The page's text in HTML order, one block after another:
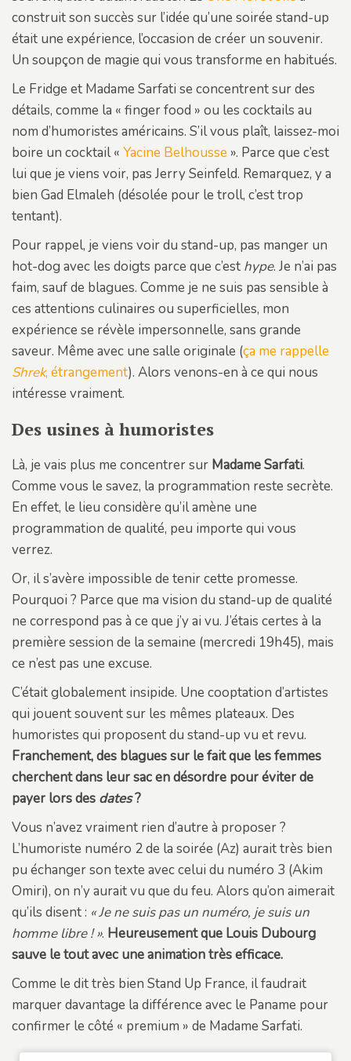
construit son succès sur l’idée qu’une soirée stand-up
était une expérience, l’occasion de créer un souvenir.
Un soupçon de magie qui vous transforme en habitués.
Le Fridge et Madame Sarfati se concentrent sur des
détails, comme la « finger food » ou les cocktails au
nom d’humoristes américains. S’il vous plaît, laissez-moi
boire un cocktail « Yacine Belhousse ». Parce que c’est
lui que je viens voir, pas Jerry Seinfeld. Remarquez, y a
bien Gad Elmaleh (désolée pour le troll, c’est trop
tentant).
Pour rappel, je viens voir du stand-up, pas manger un
hot-dog avec les doigts parce que c’est hype. Je n’ai pas
faim, sauf de blagues. Comme je ne suis pas sensible à
ces attentions culinaires ou superficielles, mon
expérience se révèle impersonnelle, sans grande
saveur. Même avec une salle originale (ça me rappelle
Shrek, étrangement). Alors venons-en à ce qui nous
intéresse vraiment.
Des usines à humoristes
Là, je vais plus me concentrer sur Madame Sarfati.
Comme vous le savez, la programmation reste secrète.
En effet, le lieu considère qu’il amène une
programmation de qualité, peu importe qui vous
verrez.
Or, il s’avère impossible de tenir cette promesse.
Pourquoi ? Parce que ma vision du stand-up de qualité
ne correspond pas à ce que j’y ai vu. J’étais certes à la
première session de la semaine (mercredi 19h45), mais
ce n’est pas une excuse.
C’était globalement insipide. Une cooptation d’artistes
qui jouent souvent sur les mêmes plateaux. Des
humoristes qui proposent du stand-up vu et revu.
Franchement, des blagues sur le fait que les femmes
cherchent dans leur sac en désordre pour éviter de
payer lors des dates?
Vous n’avez vraiment rien d’autre à proposer ?
L’humoriste numéro 2 de la soirée (Az) aurait très bien
pu échanger son texte avec celui du numéro 3 (Akim
Omiri), on n’y aurait vu que du feu. Alors qu’on aimerait
qu’ils disent : « Je ne suis pas un numéro, je suis un
homme libre ! ». Heureusement que Louis Dubourg
sauve le tout avec une animation très efficace.
Comme le dit très bien Stand Up France, il faudrait
marquer davantage la différence avec le Paname pour
confirmer le côté « premium » de Madame Sarfati.